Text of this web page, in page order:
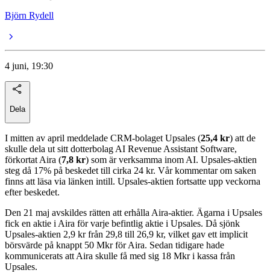
Björn Rydell
4 juni, 19:30
Dela
I mitten av april meddelade CRM-bolaget Upsales (25,4 kr) att de
skulle dela ut sitt dotterbolag AI Revenue Assistant Software,
förkortat Aira (7,8 kr) som är verksamma inom AI. Upsales-aktien
steg då 17% på beskedet till cirka 24 kr. Vår kommentar om saken
finns att läsa via länken intill. Upsales-aktien fortsatte upp veckorna
efter beskedet.
Den 21 maj avskildes rätten att erhålla Aira-aktier. Ägarna i Upsales
fick en aktie i Aira för varje befintlig aktie i Upsales. Då sjönk
Upsales-aktien 2,9 kr från 29,8 till 26,9 kr, vilket gav ett implicit
börsvärde på knappt 50 Mkr för Aira. Sedan tidigare hade
kommunicerats att Aira skulle få med sig 18 Mkr i kassa från
Upsales.